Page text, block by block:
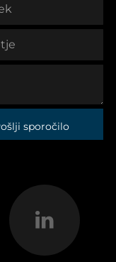
sporočilo